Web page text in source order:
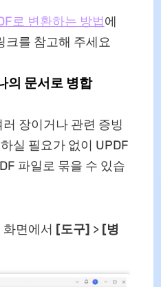
로 변환하는 방법에
크를 참고해 주세요
의 문서로 병합
장이거나 관련 증빙
실 필요가 없이 UPDF
파일로 묶을 수 있습
면에서 [도구] >[병